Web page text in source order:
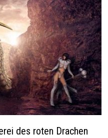
des roten Drachen